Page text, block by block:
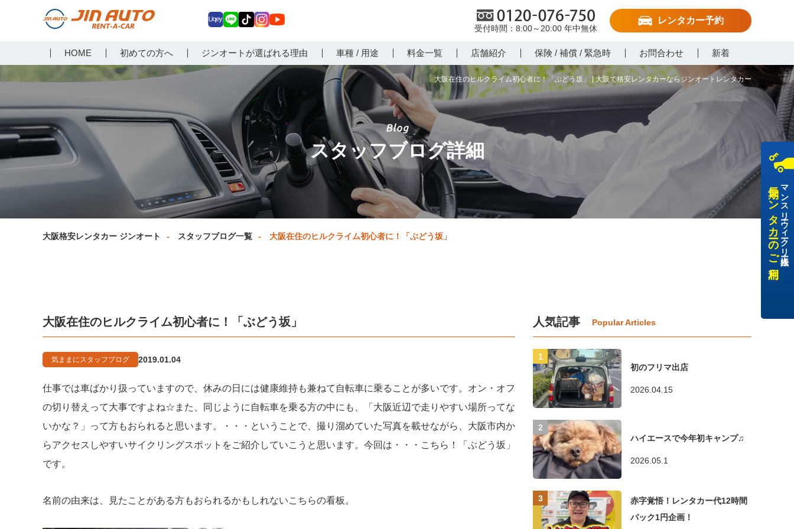
大阪在住のヒルクライム初心者に！「ぶどう坂」 | 大阪で格安レンタカーならジンオートレンタカー
らジンオートレンタカー
0120-076-750
8:00～20:00 年中無休
レンタカー予約
HOME 初めての方へ ジンオートが選ばれる理由 車種 / 用途 料金一覧 店舗紹介 保険 / 補償 / 緊急時 お問合わせ 新着
ey E
Tokagr
am
uT
ub
スタッフブログ詳細
大阪格安レンタカー ジンオート スタッフブログ一覧 大阪在住のヒルクライム初心者に！「ぶどう坂」
大阪在住のヒルクライム初心者に！「ぶどう坂」
気ままにスタッフブログ 2019.01.04
仕事では車ばかり扱っていますので、休みの日には健康維持も兼ねて自転車に乗ることが多いです。オン・オフ
の切り替えって大事ですよね☆また、同じように自転車を乗る方の中にも、「大阪近辺で走りやすい場所ってな
いかな？」って方もおられると思います。・・・ということで、撮り溜めていた写真を載せながら、大阪市内か
らアクセスしやすいサイクリングスポットをご紹介していこうと思います。今回は・・・こちら！「ぶどう坂」
です。
名前の由来は、見たことがある方もおられるかもしれないこちらの看板。
人気記事
初のフリマ出店
2026.04.15
ハイエースで今年初キャンプ♫
2026.05.1
赤字覚悟！レンタカー代12時間
パック1円企画！
マンスリー・ウィークリー・法人様
長期レンタカーのご利用